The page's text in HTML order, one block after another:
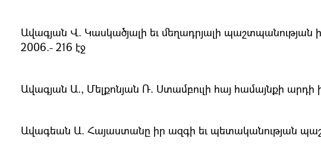
Ավագյան Վ. Կասկածյալի եւ մեղադրյալի պաշտպանության
2006.- 216 էջ
Ավագյան Ա., Մելքոնյան Ռ. Ստամբուլի հայ համայնքի
Ավագեան Ա. Հայաստանը իր ազգի եւ պետականության